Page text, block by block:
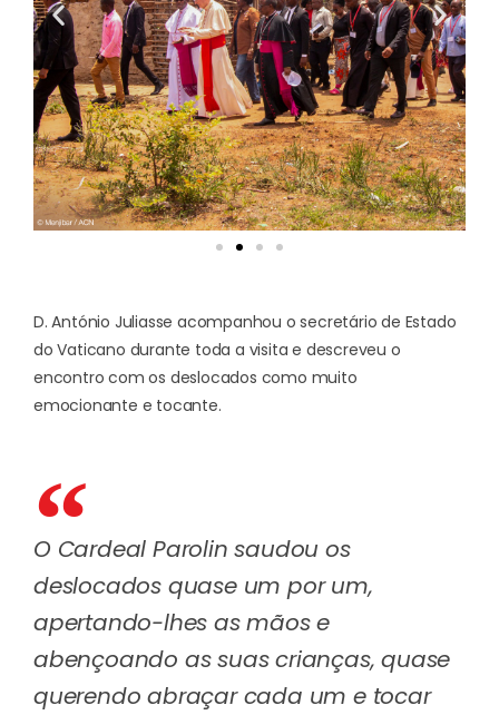
D. António Juliasse acompanhou o secretário de Estado
do Vaticano durante toda a visita e descreveu o
encontro com os deslocados como muito
emocionante e tocante.
O Cardeal Parolin saudou os
deslocados quase um por um,
apertando-lhes as mãos e
abençoando as suas crianças, quase
querendo abraçar cada um e tocar